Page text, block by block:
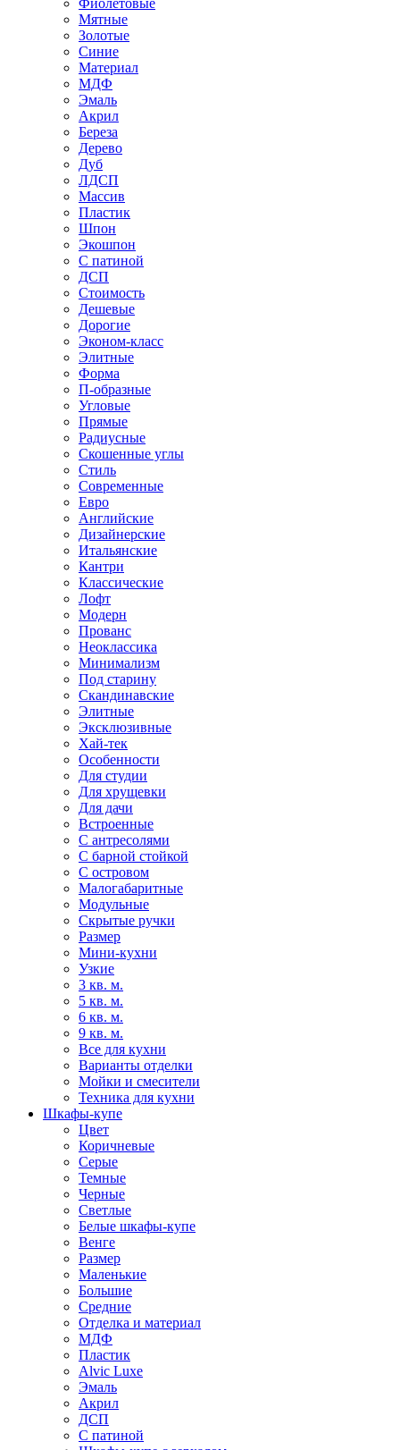
Фиолетовые
Мятные
Золотые
Синие
Материал
МДФ
Эмаль
Акрил
Береза
Дерево
Дуб
ЛДСП
Массив
Пластик
Шпон
Экошпон
С патиной
ДСП
Стоимость
Дешевые
Дорогие
Эконом-класс
Элитные
Форма
П-образные
Угловые
Прямые
Радиусные
Скошенные углы
Стиль
Современные
Евро
Английские
Дизайнерские
Итальянские
Кантри
Классические
Лофт
Модерн
Прованс
Неоклассика
Минимализм
Под старину
Скандинавские
Элитные
Эксклюзивные
Хай-тек
Особенности
Для студии
Для хрущевки
Для дачи
Встроенные
С антресолями
С барной стойкой
С островом
Малогабаритные
Модульные
Скрытые ручки
Размер
Мини-кухни
Узкие
3 кв. м.
5 кв. м.
6 кв. м.
9 кв. м.
Все для кухни
Варианты отделки
Мойки и смесители
Техника для кухни
Шкафы-купе
Цвет
Коричневые
Серые
Темные
Черные
Светлые
Белые шкафы-купе
Венге
Размер
Маленькие
Большие
Средние
Отделка и материал
МДФ
Пластик
Alvic Luxe
Эмаль
Акрил
ДСП
С патиной